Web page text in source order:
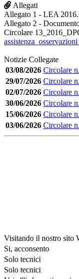
Allegati
Allegato 1 - LEA
Allegato 2 -
Circolare
Notizie Collegate
03/08/2026 Circolare
29/07/2026 Circolare
02/07/2026 Circolare
30/06/2026 Circolare
15/06/2026 Circolare
03/06/2026 Circolare
Visitando il nostro sito
Si, acconsento
Solo tecnici
Solo tecnici